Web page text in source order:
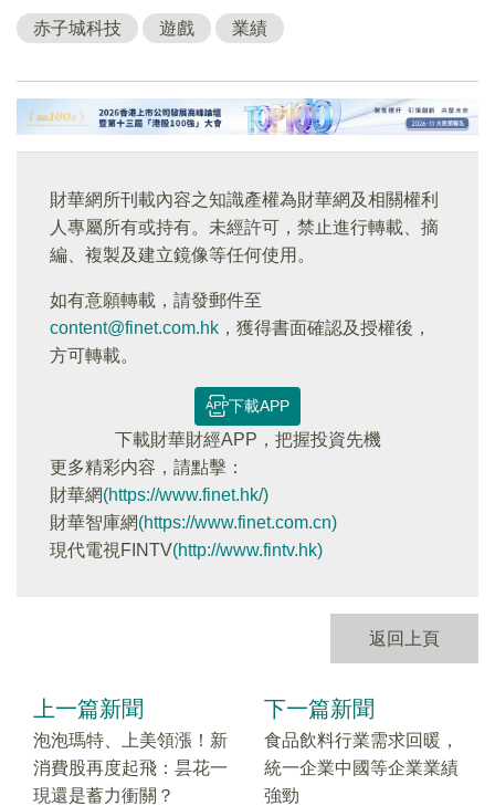
赤子城科技 遊戲 業績
財華網所刊載內容之知識產權為財華網及相關權利
人專屬所有或持有。未經許可，禁止進行轉載、摘
編、複製及建立鏡像等任何使用。
如有意願轉載，請發郵件至
content@finet.com.hk ，獲得書面確認及授權後，
方可轉載。
下載APP
下載財華財經APP，把握投資先機
更多精彩内容，請點擊：
財華網(https://www.finet.hk/)
財華智庫網(https://www.finet.com.cn)
現代電視FINTV(http://www.fintv.hk)
返回上頁
上一篇新聞
泡泡瑪特、上美領漲！新
消費股再度起飛：昙花一
現還是蓄力衝關？
下一篇新聞
食品飲料行業需求回暖，
統一企業中國等企業業績
強勁